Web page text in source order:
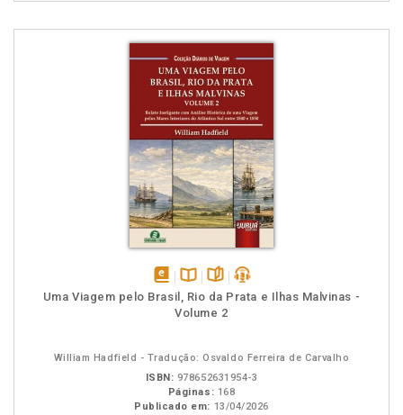
disponívelDisponível
na
páginaspodcast
Uma Viagem pelo Brasil, Rio da Prata e Ilhas Malvinas -
Volume 2
William Hadfield - Tradução: Osvaldo Ferreira de Carvalho
ISBN: 978652631954-3
Páginas: 168
Publicado em: 13/04/2026